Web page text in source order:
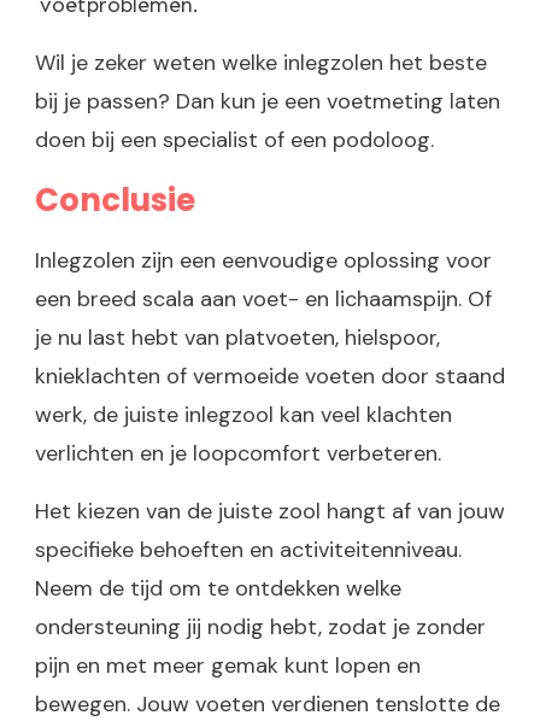
Wil je zeker weten welke inlegzolen het beste
bij je passen? Dan kun je een voetmeting laten
doen bij een specialist of een podoloog.
Conclusie
Inlegzolen zijn een eenvoudige oplossing voor
een breed scala aan voet- en lichaamspijn. Of
je nu last hebt van platvoeten, hielspoor,
knieklachten of vermoeide voeten door staand
werk, de juiste inlegzool kan veel klachten
verlichten en je loopcomfort verbeteren.
Het kiezen van de juiste zool hangt af van jouw
specifieke behoeften en activiteitenniveau.
Neem de tijd om te ontdekken welke
ondersteuning jij nodig hebt, zodat je zonder
pijn en met meer gemak kunt lopen en
bewegen. Jouw voeten verdienen tenslotte de